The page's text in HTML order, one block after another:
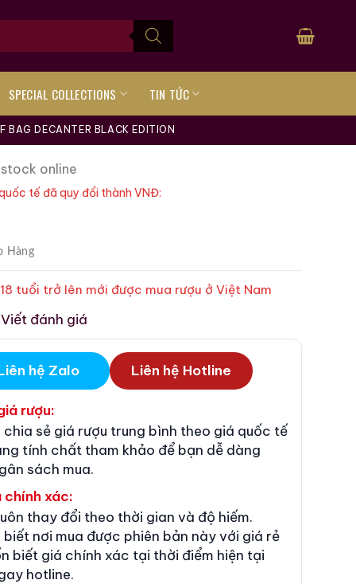
SPECIAL COLLECTIONS TIN TỨC
BAG DECANTER BLACK EDITION
online
tế đã quy đổi thành VNĐ:
Hàng
tuổi trở lên mới được mua rượu ở Việt Nam
Viết đánh giá
hệ Zalo Liên hệ Hotline
rượu:
chia sẻ giá rượu trung bình theo giá quốc tế
tính chất tham khảo để bạn dễ dàng
sách mua.
xác:
thay đổi theo thời gian và độ hiếm.
biết nơi mua được phiên bản này với giá rẻ
biết giá chính xác tại thời điểm hiện tại
hotline.